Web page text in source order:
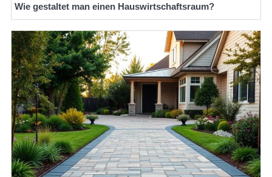
Wie gestaltet man einen Hauswirtschaftsraum?